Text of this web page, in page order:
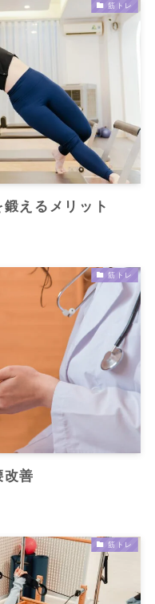
筋トレ
えるメリット
筋トレ
改善
筋トレ